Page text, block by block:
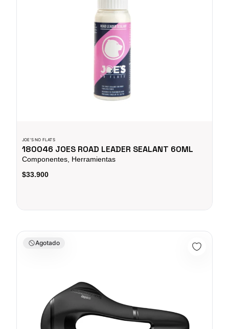
JOE'S NO FLATS
180046 JOES ROAD LEADER SEALANT 60ML
Componentes, Herramientas
$33.900
Sillin Galapago Bicicleta Mtb Ruta Selle San Marco Shortfit
Agotado